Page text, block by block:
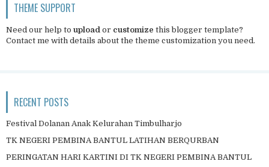
THEME SUPPORT
Need our help to upload or customize this blogger template?
Contact me with details about the theme customization you need.
RECENT POSTS
Festival Dolanan Anak Kelurahan Timbulharjo
TK NEGERI PEMBINA BANTUL LATIHAN BERQURBAN
PERINGATAN HARI KARTINI DI TK NEGERI PEMBINA BANTUL